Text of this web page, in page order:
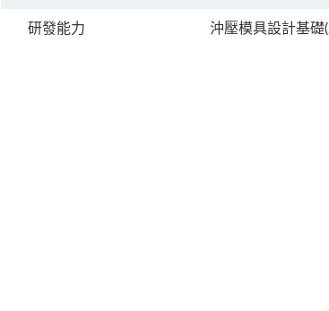
研發能力 沖壓模具設計基礎